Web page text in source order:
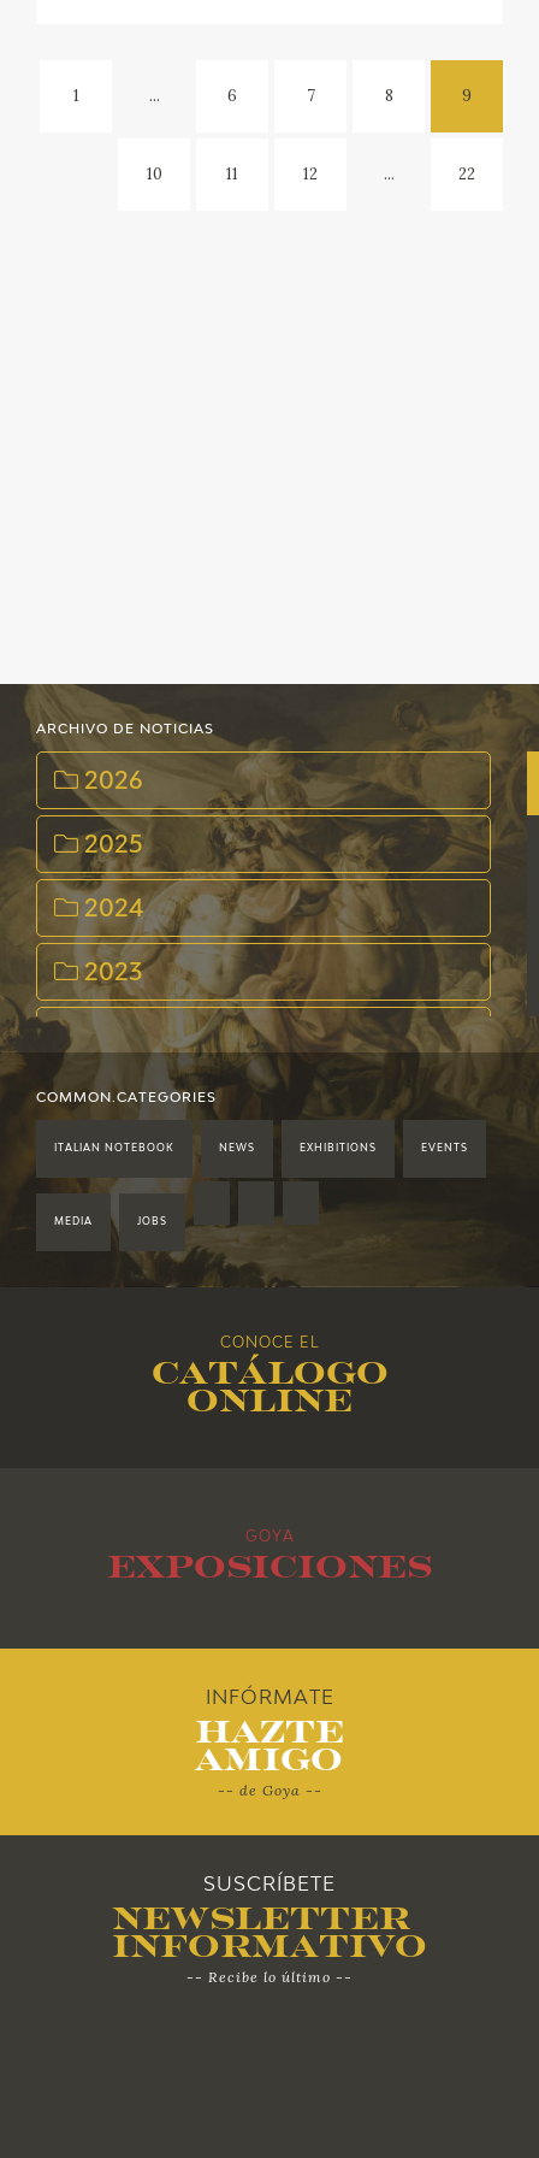
1 ... 6 7 8 9
10 11 12 ... 22
ARCHIVO DE NOTICIAS
2026
2025
2024
2023
2022
2021
2019
2018
COMMON.CATEGORIES
ITALIAN NOTEBOOK NEWS EXHIBITIONS EVENTS
MEDIA JOBS
CONOCE EL
Catálogo
online
GOYA
Exposiciones
INFÓRMATE
Hazte
Amigo
-- de Goya --
SUSCRÍBETE
Newsletter
Informativo
-- Recibe lo último --